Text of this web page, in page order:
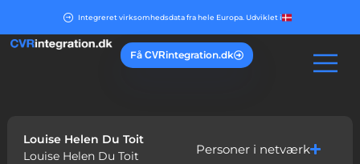
indholdet
Integreret virksomhedsdata fra hele Europa. Udviklet i
Få CVRintegration.dk
Louise Helen Du Toit
Louise Helen Du Toit
Personer i netværk